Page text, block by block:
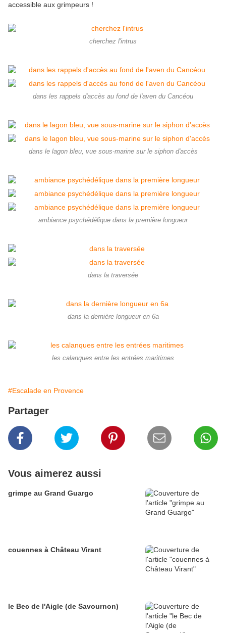
accessible aux grimpeurs !
cherchez l'intrus
dans les rappels d'accès au fond de l'aven du Cancéou
dans le lagon bleu, vue sous-marine sur le siphon d'accès
ambiance psychédélique dans la première longueur
dans la traversée
dans la dernière longueur en 6a
les calanques entre les entrées maritimes
#Escalade en Provence
Partager
Vous aimerez aussi
grimpe au Grand Guargo
couennes à Château Virant
le Bec de l'Aigle (de Savournon)